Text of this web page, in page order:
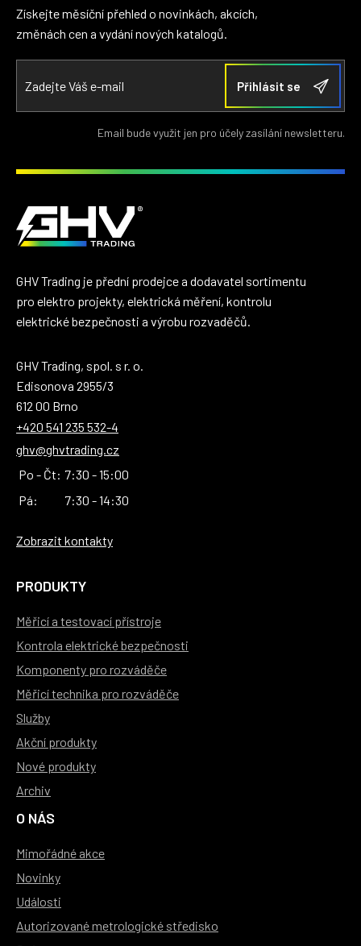
Získejte měsíční přehled o novinkách, akcích,
změnách cen a vydání nových katalogů.
Email bude využit jen pro účely zasílání newsletteru.
GHV Trading je přední prodejce a dodavatel sortimentu
pro elektro projekty, elektrická měření, kontrolu
elektrické bezpečnosti a výrobu rozvaděčů.
GHV Trading, spol. s r. o.
Edisonova 2955/3
612 00 Brno
+420 541 235 532-4
ghv@ghvtrading.cz
Po - Čt: 7:30 - 15:00
Pá:
7:30 - 14:30
Zobrazit kontakty
PRODUKTY
Měřicí a testovací přístroje
Kontrola elektrické bezpečnosti
Komponenty pro rozváděče
Měřicí technika pro rozváděče
Služby
Akční produkty
Nové produkty
Archiv
O NÁS
Mimořádné akce
Novinky
Události
Autorizované metrologické středisko